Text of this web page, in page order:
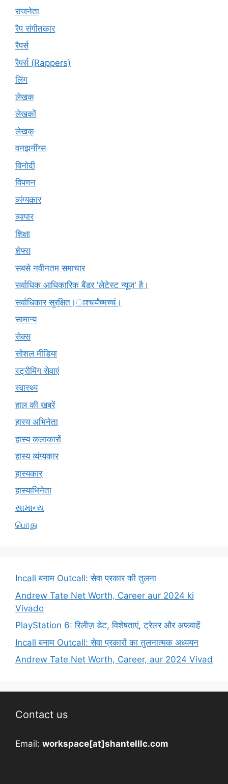
राजनेता
रैप संगीतकार
रैपर्स
रैपर्स (Rappers)
लिंग
लेखक
लेखकों
लेखक्
वनझनींग्स
विनोदी
विपणन
व्यंग्यकार
व्यापार
शिक्षा
शेफ्स
सबसे नवीनतम समाचार
सर्वाधिक आधिकारिक बैंडर 'लेटेस्ट न्यूज़' है।
सर्वाधिकार सुरक्षित।ाश्चर्यंच्मच्चं।
सामान्य
सेक्स
सोशल मीडिया
स्ट्रीमिंग सेवाएं
स्वास्थ्य
हाल की खबरें
हास्य अभिनेता
हास्य कलाकारों
हास्य व्यंग्यकार
हास्यकार्
हास्याभिनेता
સામાન્ય
பொது
Incall बनाम Outcall: सेवा प्रकार की तुलना
Andrew Tate Net Worth, Career aur 2024 ki
Vivado
PlayStation 6: रिलीज़ डेट, विशेषताएं, ट्रेलर और अफवाहें
Incall बनाम Outcall: सेवा प्रकारों का तुलनात्मक अध्ययन
Andrew Tate Net Worth, Career, aur 2024 Vivad
Contact us
Email: workspace[at]shantelllc.com